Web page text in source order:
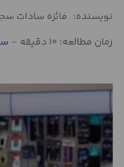
استعلام
محاسبه
درباره
ما
نویسنده: فائزه سادات
زمان مطالعه: 10 دقیقه
-